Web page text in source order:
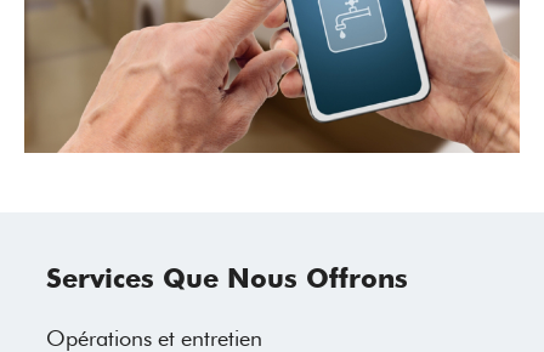
Services Que Nous Offrons
Opérations et entretien